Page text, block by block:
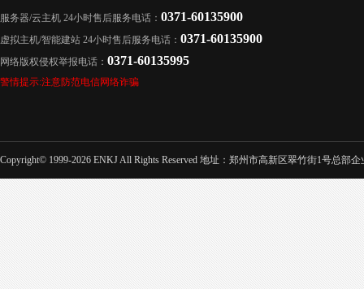
服务器/云主机 24小时售后服务电话： 0371-60135900
虚拟主机/智能建站 24小时售后服务电话： 0371-60135900
网络版权侵权举报电话： 0371-60135995
警情提示:注意防范电信网络诈骗
Copyright© 1999-2026 ENKJ All Rights Reserved 地址：郑州市高新区翠竹街1号